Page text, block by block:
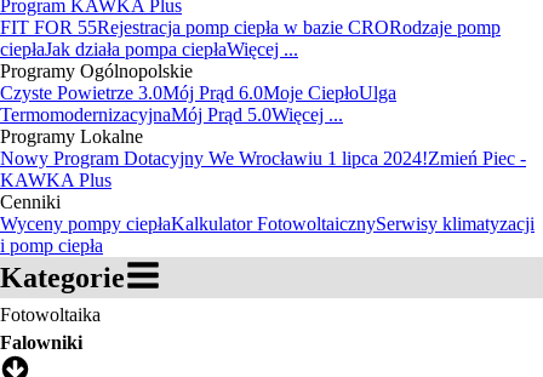
Program KAWKA Plus
FIT FOR 55Rejestracja pomp ciepła w bazie CRORodzaje pomp
ciepłaJak działa pompa ciepłaWięcej ...
Programy Ogólnopolskie
Czyste Powietrze 3.0Mój Prąd 6.0Moje CiepłoUlga
TermomodernizacyjnaMój Prąd 5.0Więcej ...
Programy Lokalne
Nowy Program Dotacyjny We Wrocławiu 1 lipca 2024!Zmień Piec -
KAWKA Plus
Cenniki
Wyceny pompy ciepłaKalkulator FotowoltaicznySerwisy klimatyzacji
i pomp ciepła
Kategorie
Fotowoltaika
Falowniki